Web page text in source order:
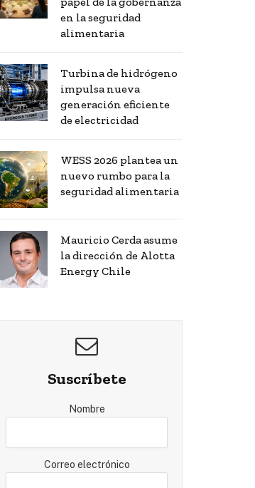
en la seguridad
alimentaria
Turbina de hidrógeno
impulsa nueva
generación eficiente
de electricidad
WESS 2026 plantea un
nuevo rumbo para la
seguridad alimentaria
Mauricio Cerda asume
la dirección de Alotta
Energy Chile
Suscríbete
Nombre
Correo electrónico